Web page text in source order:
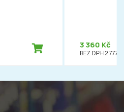
3 360 Kč
BEZ DPH 2 777